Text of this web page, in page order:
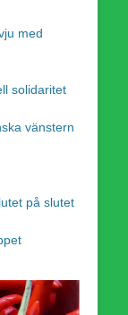
med
solidaritet
vänstern
på slutet